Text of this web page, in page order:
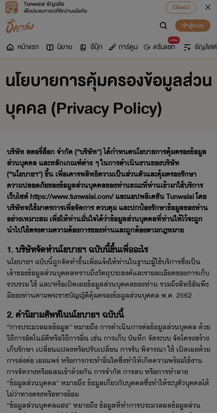
Tunwalai ธัญวลัย
เพื่อประสบการณ์ที่ดีกว่าบนมือถือ
เปิดแอป
เข้าสู่ระบบ
หน้าแรก นิยาย อีบุ๊ก การ์ตูน
มาใหม่
ดรีมแชท ธัญลิสต์
นโยบายการคุ้มครองข้อมูลส่วน
บุคคล (Privacy Policy)
บริษัท สตอรี่ล็อก จำกัด (“บริษัท”) ได้กำหนดนโยบายการคุ้มครองข้อมูล
ส่วนบุคคล และหลักเกณฑ์ต่าง ๆ ในการดำเนินงานของบริษัท
(“นโยบายฯ”) ขึ้น เพื่อเคารพสิทธิความเป็นส่วนตัวและคุ้มครองรักษา
ความปลอดภัยของข้อมูลส่วนบุคคลของท่านขณะที่ท่านเข้ามาใช้บริการ
เว็บไซต์ https://www.tunwalai.com/ และแอปพลิเคชัน Tunwalai โดย
บริษัทจะใช้มาตรการเพื่อจัดการ ควบคุม และปกป้องรักษาข้อมูลของท่าน
อย่างเหมาะสม เพื่อให้ท่านมั่นใจได้ว่าข้อมูลส่วนบุคคลที่ท่านให้ไว้จะถูก
นำไปใช้ตรงตามความต้องการของท่านและถูกต้องตามกฎหมาย
1. บริษัทจัดทำนโยบายฯ ฉบับนี้ขึ้นเพื่ออะไร
นโยบายฯ ฉบับนี้ถูกจัดทำขึ้นเพื่อแจ้งให้ท่านในฐานะผู้ใช้บริการซึ่งเป็น
เจ้าของข้อมูลส่วนบุคคลทราบถึงวัตถุประสงค์และรายละเอียดของการเก็บ
รวบรวม ใช้ และ/หรือเปิดเผยข้อมูลส่วนบุคคลของท่าน รวมถึงสิทธิอันพึง
มีของท่านตามพระราชบัญญัติคุ้มครองข้อมูลส่วนบุคคล พ.ศ. 2562
2. คำนิยามศัพท์ในนโยบายฯ ฉบับนี้
“การประมวลผลข้อมูล” หมายถึง การดำเนินการต่อข้อมูลส่วนบุคคล ด้วย
วิธีการอัตโนมัติหรือวิธีการอื่น เช่น การเก็บ บันทึก จัดระบบ จัดโครงสร้าง
เก็บรักษา เปลี่ยนแปลงหรือปรับเปลี่ยน การรับ พิจารณา ใช้ เปิดเผยด้วย
การส่งต่อ เผยแพร่ หรือการกระทำอื่นใดซึ่งทำให้เกิดความพร้อมใช้งาน
การจัดวางหรือผสมเข้าด้วยกัน การจำกัด การลบ หรือการทำลาย
“ข้อมูลส่วนบุคคล” หมายถึง ข้อมูลเกี่ยวกับบุคคลซึ่งทำให้ระบุตัวบุคคลได้
ไม่ว่าทางตรงหรือทางอ้อม
“ข้อมูลส่วนบุคคลแฝง” หมายถึง ข้อมูลที่ทำการประมวลผลข้อมูลส่วน